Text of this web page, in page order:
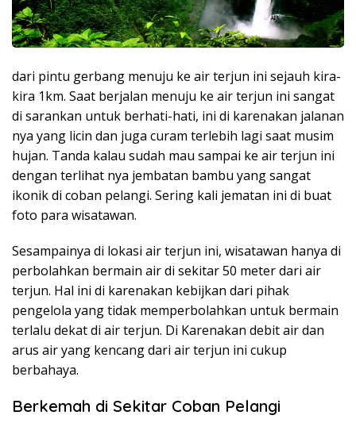
dari pintu gerbang menuju ke air terjun ini sejauh kira-
kira 1km. Saat berjalan menuju ke air terjun ini sangat
di sarankan untuk berhati-hati, ini di karenakan jalanan
nya yang licin dan juga curam terlebih lagi saat musim
hujan. Tanda kalau sudah mau sampai ke air terjun ini
dengan terlihat nya jembatan bambu yang sangat
ikonik di coban pelangi. Sering kali jematan ini di buat
foto para wisatawan.
Sesampainya di lokasi air terjun ini, wisatawan hanya di
perbolahkan bermain air di sekitar 50 meter dari air
terjun. Hal ini di karenakan kebijkan dari pihak
pengelola yang tidak memperbolahkan untuk bermain
terlalu dekat di air terjun. Di Karenakan debit air dan
arus air yang kencang dari air terjun ini cukup
berbahaya.
Berkemah di Sekitar Coban Pelangi